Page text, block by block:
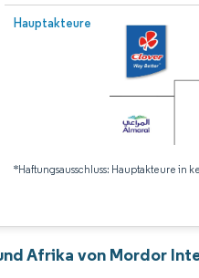
Hauptakteure
*Haftungsausschluss: Hauptakteure in
Afrika von Mordor